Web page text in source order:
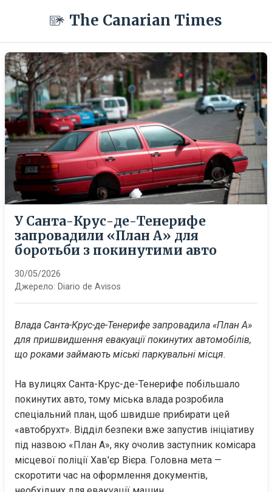
The Canarian Times
У Санта-Крус-де-Тенерифе
запровадили «План А» для
боротьби з покинутими авто
30/05/2026
Джерело: Diario de Avisos
Влада Санта-Крус-де-Тенерифе запровадила «План А»
для пришвидшення евакуації покинутих автомобілів,
що роками займають міські паркувальні місця.
На вулицях Санта-Крус-де-Тенерифе побільшало
покинутих авто, тому міська влада розробила
спеціальний план, щоб швидше прибирати цей
«автобрухт». Відділ безпеки вже запустив ініціативу
під назвою «План А», яку очолив заступник комісара
місцевої поліції Хав'єр Вієра. Головна мета —
скоротити час на оформлення документів,